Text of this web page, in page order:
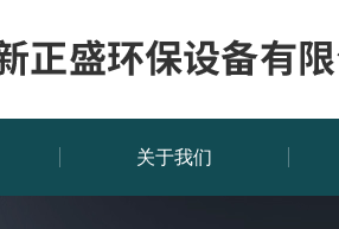
关于我们